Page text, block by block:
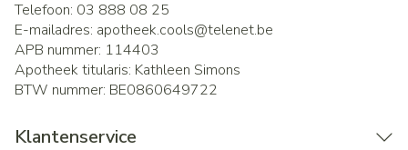
Telefoon: 03 888 08 25
E-mailadres: apotheek.cools@telenet.be
APB nummer: 114403
Apotheek titularis: Kathleen Simons
BTW nummer: BE0860649722
Klantenservice